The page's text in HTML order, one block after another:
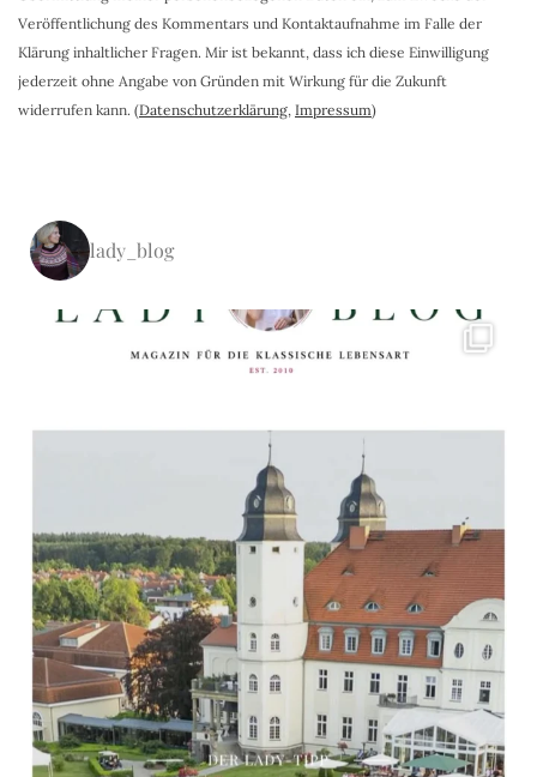
Veröffentlichung des Kommentars und Kontaktaufnahme im Falle der
Klärung inhaltlicher Fragen. Mir ist bekannt, dass ich diese Einwilligung
jederzeit ohne Angabe von Gründen mit Wirkung für die Zukunft
widerrufen kann. (Datenschutzerklärung, Impressum)
lady_blog